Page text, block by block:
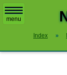
menu
Index »